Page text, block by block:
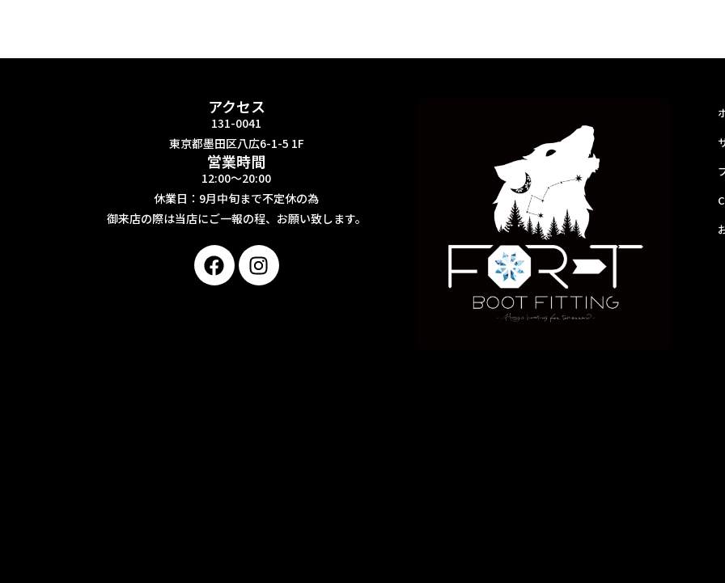
アクセス
131-0041
東京都墨田区八広6-1-5 1F
営業時間
12:00〜20:00
休業日：9月中旬まで不定休の為
御来店の際は当店にご一報の程、お願い致します。